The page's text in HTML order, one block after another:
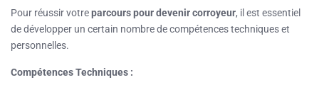
Pour réussir votreparcours pour devenir corroyeur, il est essentiel
de développer un certain nombre de compétences techniques et
personnelles.
Compétences Techniques :